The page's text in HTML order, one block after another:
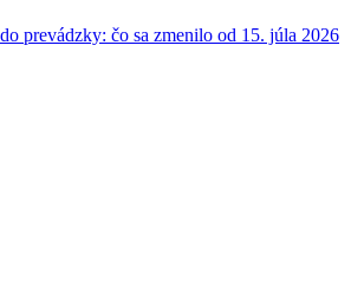
prevádzky: čo sa zmenilo od 15. júla 2026